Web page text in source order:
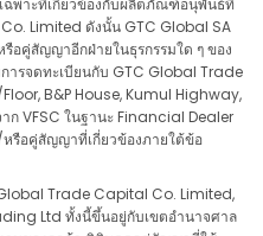
พาะที่เกี่ยวข้องกับผลิตภัณฑ์อนุพันธ์ที่
Limited ดังนั้น GTC Global SA
อคู่สัญญาอีกฝ่ายในธุรกรรมใด ๆ ของ
ารจดทะเบียนกับ GTC Global Trade
B&P House, Kumul Highway,
VFSC ในฐานะ Financial Dealer
รือคู่สัญญาที่เกี่ยวข้องภายใต้ข้อ
Trade Capital Co. Limited,
Ltd ทั้งนี้ขึ้นอยู่กับเขตอำนาจศาล